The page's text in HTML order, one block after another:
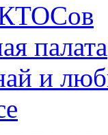
палата
и